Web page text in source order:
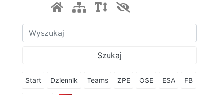
Szukaj
Start Dziennik Teams ZPE OSE ESA FB